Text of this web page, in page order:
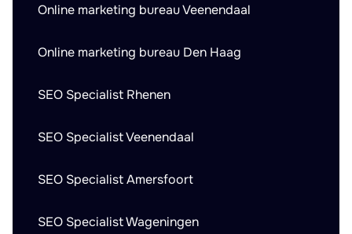
Online marketing bureau Veenendaal
Online marketing bureau Den Haag
SEO Specialist Rhenen
SEO Specialist Veenendaal
SEO Specialist Amersfoort
SEO Specialist Wageningen